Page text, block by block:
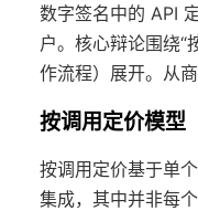
数字签名中的 API
户。核心辩论围绕“
作流程）展开。从
按调用定价模型
按调用定价基于单
集成，其中并非每